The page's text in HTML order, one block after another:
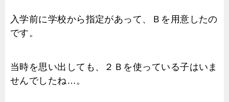
入学前に学校から指定があって、Ｂを用意したの
です。
当時を思い出しても、２Ｂを使っている子はいま
せんでしたね…。